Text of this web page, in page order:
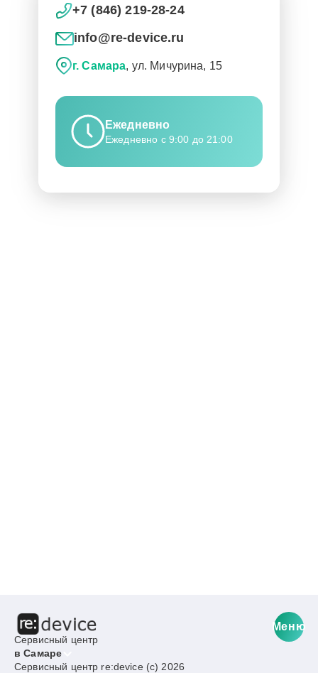
+7 (846) 219-28-24
info@re-device.ru
г. Самара, ул. Мичурина, 15
Ежедневно
Ежедневно с 9:00 до 21:00
Сервисный центр
в Самаре
Меню
Сервисный центр re:device (c) 2026